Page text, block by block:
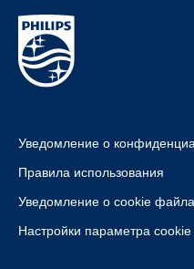
Уведомление о
Правила использования
Уведомление о cookie
Настройки параметра cookie